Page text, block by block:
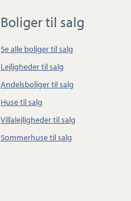
Boliger til salg
Se alle boliger til salg
Lejligheder til salg
Andelsboliger til salg
Huse til salg
Villalejligheder til salg
Sommerhuse til salg